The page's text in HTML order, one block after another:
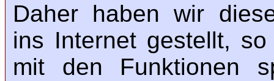
Daher haben wir
ins Internet gestellt,
mit den Funktionen